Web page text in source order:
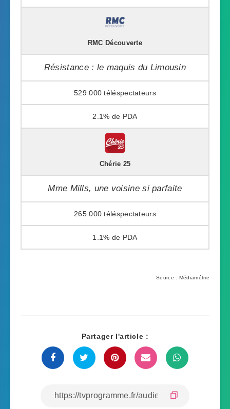
RMC Découverte
Résistance : le maquis du Limousin
529 000
2.1%
Chérie 25
Mme Mills, une voisine si parfaite
265 000
1.1%
Source : Médiamétrie
Partager l'article :